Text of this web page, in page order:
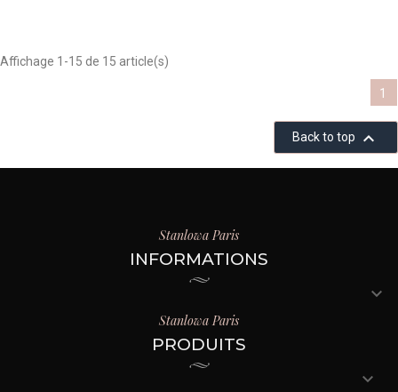
Affichage 1-15 de 15 article(s)
1
Back to top 
Stanlowa Paris
INFORMATIONS

Stanlowa Paris
PRODUITS
